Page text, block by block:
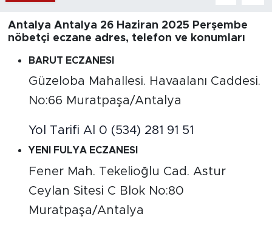
Antalya Antalya 26 Haziran 2025 Perşembe
nöbetçi eczane adres, telefon ve konumları
BARUT ECZANESI
Güzeloba Mahallesi. Havaalanı Caddesi.
No:66 Muratpaşa/Antalya
Yol Tarifi Al 0 (534) 281 91 51
YENI FULYA ECZANESI
Fener Mah. Tekelioğlu Cad. Astur
Ceylan Sitesi C Blok No:80
Muratpaşa/Antalya